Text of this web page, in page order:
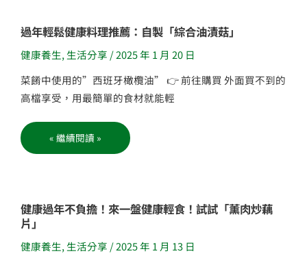
🍜
🥢
番
茄
花
麵
🍜
過年輕鬆健康料理推薦：自製「綜合油漬菇」
健康養生, 生活分享 /2025 年 1 月 20 日
菜餚中使用的”西班牙橄欖油” 👉 前往購買 外面買不到的
高檔享受，用最簡單的食材就能輕
過
年
鬆
健
康
料
理
推
製
「綜
合
油
« 繼續閱讀 »
健康過年不負擔！來一盤健康輕食！試試「薰肉炒藕
片」
健康養生, 生活分享 /2025 年 1 月 13 日
健
康
不
負